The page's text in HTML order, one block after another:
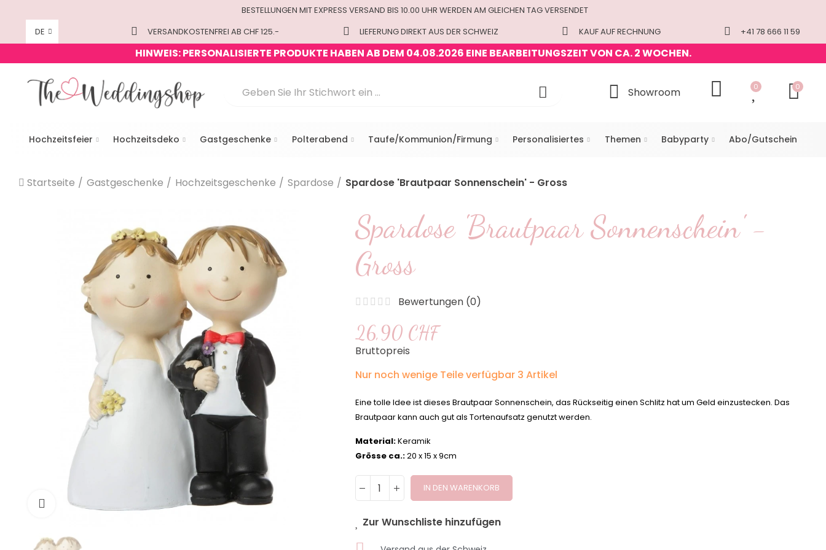
BESTELLUNGEN MIT EXPRESS VERSAND BIS 10.00 UHR WERDEN AM GLEICHEN TAG VERSENDET
DE
VERSANDKOSTENFREI AB CHF 125.- LIEFERUNG DIREKT AUS DER SCHWEIZ KAUF AUF RECHNUNG +41 78 666 11 59
HINWEIS: PERSONALISIERTE PRODUKTE HABEN AB DEM 04.08.2026 EINE BEARBEITUNGSZEIT VON CA. 2 WOCHEN.
Showroom 0 0
Hochzeitsfeier Hochzeitsdeko Gastgeschenke Polterabend Taufe/Kommunion/Firmung Personalisiertes Themen Babyparty Abo/Gutschein
Startseite Gastgeschenke Hochzeitsgeschenke Spardose Spardose 'Brautpaar Sonnenschein' - Gross
klicken um zu vergrößern
Spardose 'Brautpaar Sonnenschein' -
Gross
Bewertungen (0)
26,90 CHF
Bruttopreis
Nur noch wenige Teile verfügbar 3 Artikel
Eine tolle Idee ist dieses Brautpaar Sonnenschein, das Rückseitig einen Schlitz hat um Geld einzustecken. Das
Brautpaar kann auch gut als Tortenaufsatz genutzt werden.
Material:Keramik
Grösse ca.:20 x 15 x 9cm
IN DEN WARENKORB
Zur Wunschliste hinzufügen